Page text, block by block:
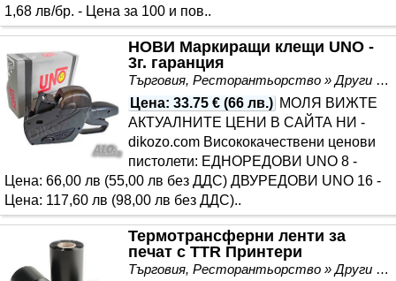
1,68 лв/бр. - Цена за 100 и пов..
НОВИ Маркиращи клещи UNO -
3г. гаранция
Търговия, Ресторантьорство » Други
Цена: 33.75 € (66 лв.) МОЛЯ ВИЖТЕ
АКТУАЛНИТЕ ЦЕНИ В САЙТА НИ -
dikozo.com Висококачествени ценови
пистолети: ЕДНОРЕДОВИ UNO 8 -
Цена: 66,00 лв (55,00 лв без ДДС) ДВУРЕДОВИ UNO 16 -
Цена: 117,60 лв (98,00 лв без ДДС)..
Термотрансферни ленти за
печат с TTR Принтери
Търговия, Ресторантьорство » Други